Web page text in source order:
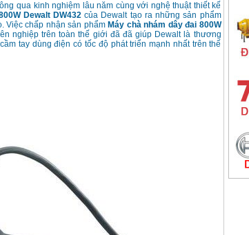
qua kinh nghiệm lâu năm cùng với nghệ thuật thiết kế
Dewalt DW432 của Dewalt tạo ra những sản phẩm
Việc chấp nhận sản phẩmMáy chà nhám dây đai 800W
nghiệp trên toàn thế giới đã đã giúp Dewalt là thương
tay dùng điện có tốc độ phát triển mạnh nhất trên thế